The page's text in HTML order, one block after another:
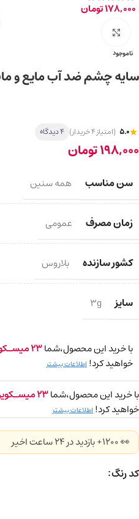
178,000تومان
ناموجود
سایه چشم ضد آب مایع و مات
5.0 (امتیاز 4 خریدار) 4 دیدگاه
198,000تومان
سن مناسب همه سنین
زمان مصرف عمومی
کشور سازنده بلاروس
سایز 3g
با خرید این محصول،شما23
خواهید کرد! اطلاعات بیشتر
با خرید این محصول،شما23
خواهید کرد! اطلاعات بیشتر
👀 1200+ بازدید در ۲۴ ساعت اخیر
کد رنگ